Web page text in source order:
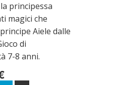
principessa
magici che
Aiele dalle
di
7-8 anni.